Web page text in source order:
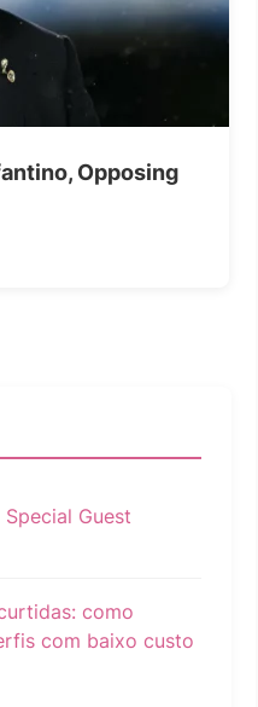
Opposing
Guest
como
com baixo custo